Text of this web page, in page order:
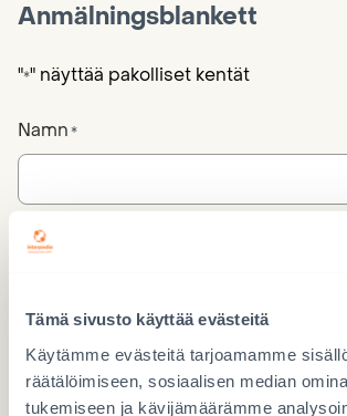
Tämä sivusto käyttää evästeitä
Käytämme evästeitä tarjoamamme
räätälöimiseen, sosiaalisen median
tukemiseen ja kävijämäärämme
Anmälningsblankett
"*" näyttää pakolliset kentät
Namn*
Förnamn
Efternamn
Telefonnummer